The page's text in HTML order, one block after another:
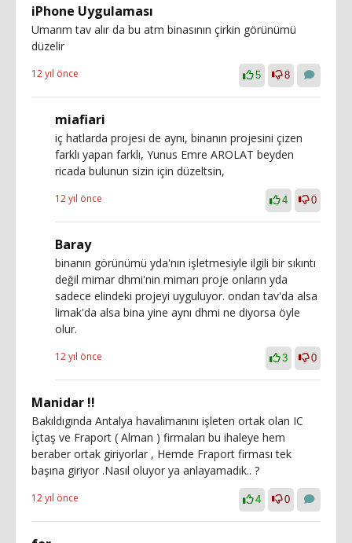
iPhone Uygulaması
Umarım tav alır da bu atm binasının çirkin görünümü
düzelir
12 yıl önce 5 8
miafiari
iç hatlarda projesi de aynı, binanın projesini çizen
farklı yapan farklı, Yunus Emre AROLAT beyden
ricada bulunun sizin için düzeltsin,
12 yıl önce 4 0
Baray
binanın görünümü yda'nın işletmesiyle ilgili bir sıkıntı
değil mimar dhmi'nin mimarı proje onların yda
sadece elindeki projeyi uyguluyor. ondan tav'da alsa
limak'da alsa bina yine aynı dhmi ne diyorsa öyle
olur.
12 yıl önce 3 0
Manidar !!
Bakıldıgında Antalya havalimanını işleten ortak olan IC
İçtaş ve Fraport ( Alman ) firmaları bu ihaleye hem
beraber ortak giriyorlar , Hemde Fraport firması tek
başına giriyor .Nasıl oluyor ya anlayamadık.. ?
12 yıl önce 4 0